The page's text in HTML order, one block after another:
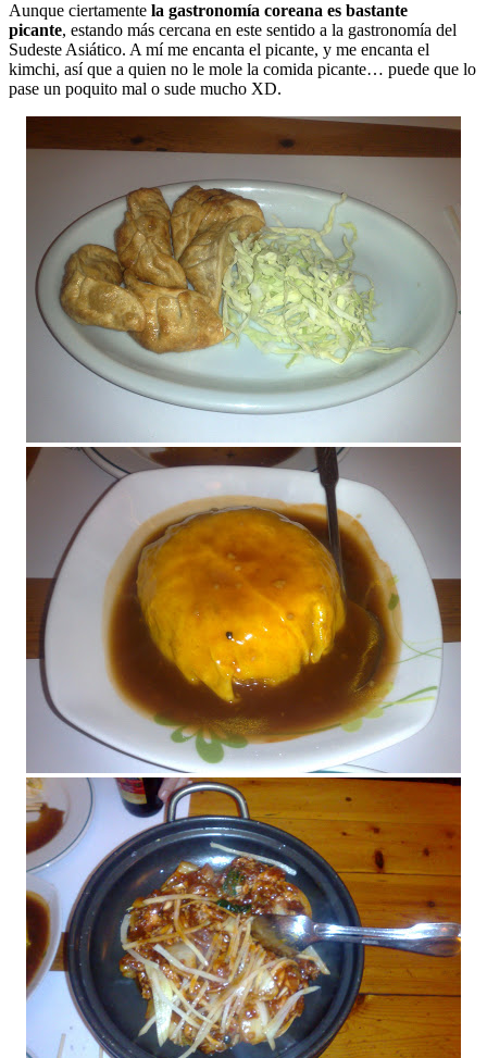
Aunque ciertamente la gastronomía coreana es bastante
picante, estando más cercana en este sentido a la gastronomía del
Sudeste Asiático. A mí me encanta el picante, y me encanta el
kimchi, así que a quien no le mole la comida picante… puede que lo
pase un poquito mal o sude mucho XD.